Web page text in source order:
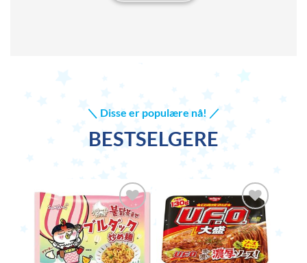
＼ Disse er populære nå! ／
BESTSELGERE
Legg til i
ønskeliste
Legg til i
ønskeliste